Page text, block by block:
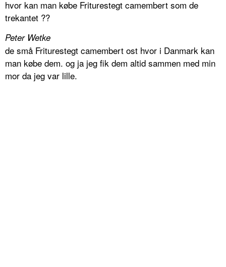
hvor kan man købe Friturestegt camembert som de
trekantet ??
Peter Wetke
de små Friturestegt camembert ost hvor i Danmark kan
man købe dem. og ja jeg fik dem altid sammen med min
mor da jeg var lille.